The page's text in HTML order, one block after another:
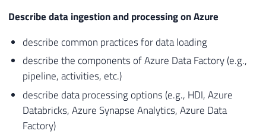
Describe data ingestion and processing on Azure
describe common practices for data loading
describe the components of Azure Data Factory (e.g.,
pipeline, activities, etc.)
describe data processing options (e.g., HDI, Azure
Databricks, Azure Synapse Analytics, Azure Data
Factory)